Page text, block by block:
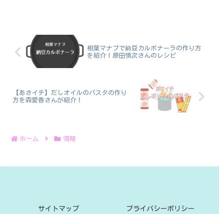
相葉マナブで納豆カルボナーラの作り方
を紹介！原田慎次さんのレシピ
【あさイチ】だしオイルのパスタの作り
方を森愛香さんが紹介！
ホーム 情報
サイトマップ プライバシーポリシー